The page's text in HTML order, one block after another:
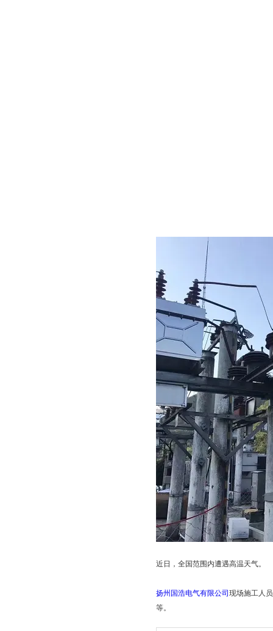
近日，全国范围内遭遇高温天气。
扬州国浩电气有限公司 现场施工人
等。